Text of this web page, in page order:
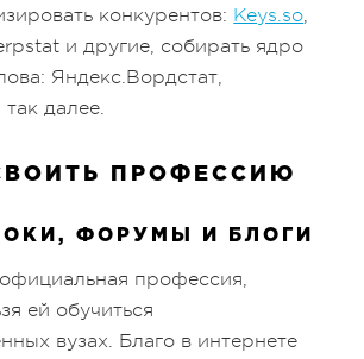
конкурентов: Keys.so
и другие, собирать ядро
Яндекс.Вордстат,
далее.
ПРОФЕССИЮ
ФОРУМЫ И БЛОГИ
профессия,
ей обучиться
вузах. Благо в интернете